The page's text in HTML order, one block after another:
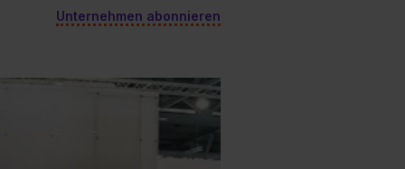
Unternehmen abonnieren